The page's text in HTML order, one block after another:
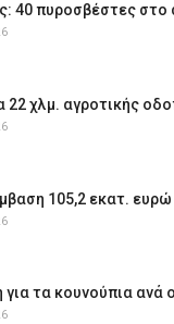
40 πυροσβέστες στο
χλμ. αγροτικής
105,2 εκατ. ευρώ
τα κουνούπια ανά